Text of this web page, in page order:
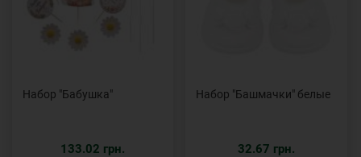
Набор "Бабушка"
133.02 грн.
Набор "Башмачки" белые
32.67 грн.